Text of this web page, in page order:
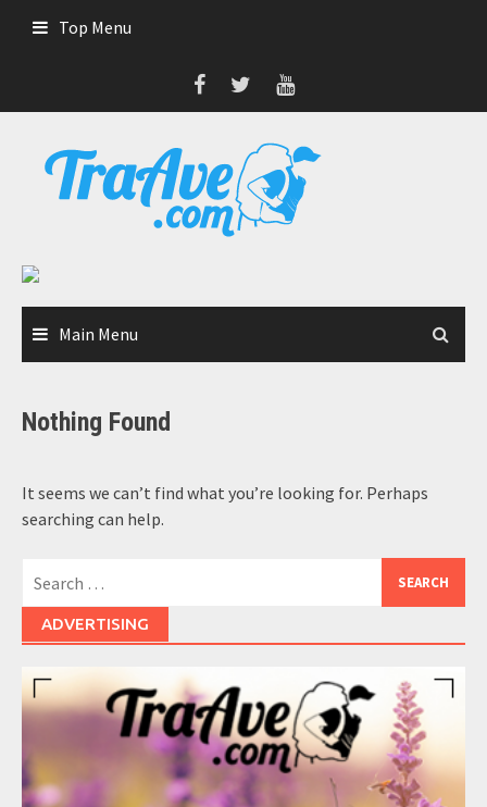
Top Menu
Main Menu
Nothing Found
It seems we can’t find what you’re looking for. Perhaps
searching can help.
ADVERTISING